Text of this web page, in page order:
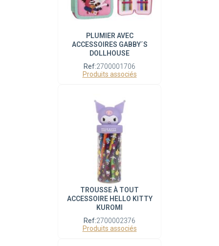
PLUMIER AVEC
ACCESSOIRES GABBY´S
DOLLHOUSE
Ref:2700001706
Produits associés
TROUSSE À TOUT
ACCESSOIRE HELLO KITTY
KUROMI
Ref:2700002376
Produits associés